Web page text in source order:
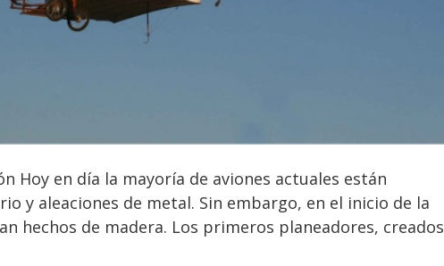
Hoy en día la mayoría de aviones actuales están
y aleaciones de metal. Sin embargo, en el inicio de la
hechos de madera. Los primeros planeadores, creados